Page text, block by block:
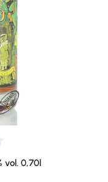
von 5 Sternen
vol. 0,70l